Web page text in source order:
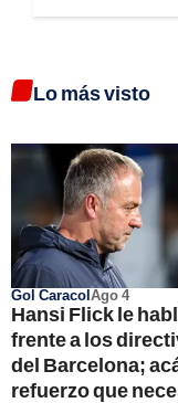
Lo más visto
Gol CaracolAgo 4
Hansi Flick le
frente a los
del Barcelona;
refuerzo que